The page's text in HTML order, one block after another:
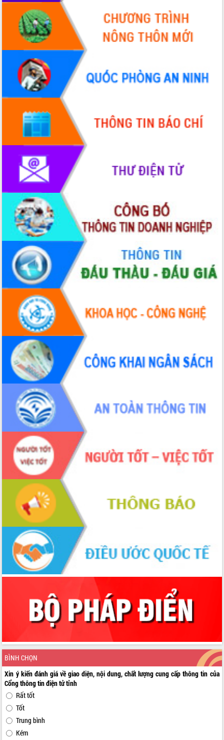
BÌNH CHỌN
Xin ý kiến đánh giá về giao diện, nội dung, chất lượng cung cấp thông tin của
Cổng thông tin điện tử tỉnh
Rất tốt
Tốt
Trung bình
Kém